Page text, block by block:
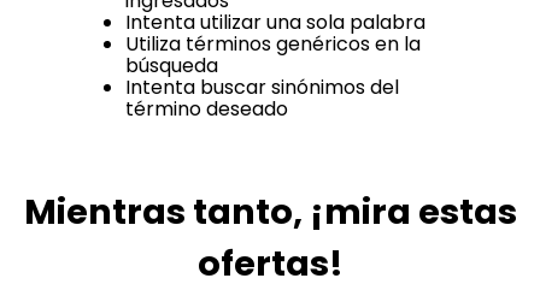
Intenta utilizar una sola palabra
Utiliza términos genéricos en la
búsqueda
Intenta buscar sinónimos del
término deseado
Mientras tanto, ¡mira estas
ofertas!